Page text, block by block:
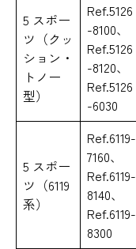
5 スポー
ツ（クッ
ション・
トノー
型）
Ref.5126
-8100、
Ref.5126
-8120、
Ref.5126
-6030
5 スポー
ツ（6119
系）
Ref.6119-
7160、
Ref.6119-
8140、
Ref.6119-
8300